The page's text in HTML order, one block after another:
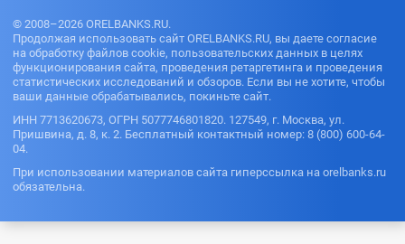
© 2008–2026 ORELBANKS.RU.
Продолжая использовать сайт ORELBANKS.RU, вы даете согласие
на обработку файлов cookie, пользовательских данных в целях
функционирования сайта, проведения ретаргетинга и проведения
статистических исследований и обзоров. Если вы не хотите, чтобы
ваши данные обрабатывались, покиньте сайт.
ИНН 7713620673, ОГРН 5077746801820. 127549, г. Москва, ул.
Пришвина, д. 8, к. 2. Бесплатный контактный номер: 8 (800) 600-64-
04.
При использовании материалов сайта гиперссылка на orelbanks.ru
обязательна.